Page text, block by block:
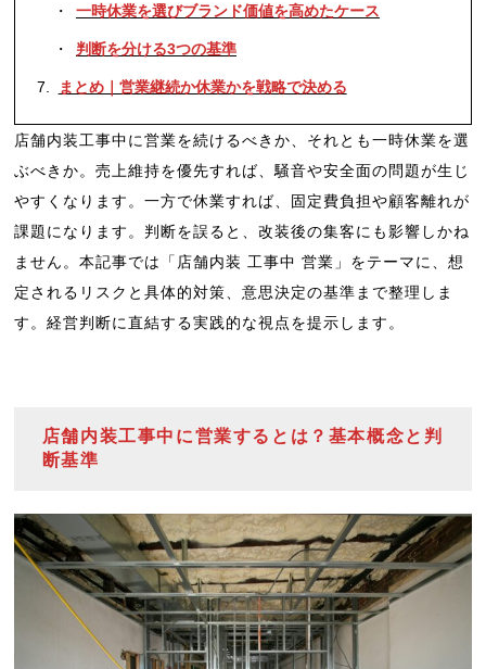
一時休業を選びブランド価値を高めたケース
判断を分ける3つの基準
まとめ｜営業継続か休業かを戦略で決める
店舗内装工事中に営業を続けるべきか、それとも一時休業を選
ぶべきか。売上維持を優先すれば、騒音や安全面の問題が生じ
やすくなります。一方で休業すれば、固定費負担や顧客離れが
課題になります。判断を誤ると、改装後の集客にも影響しかね
ません。本記事では「店舗内装 工事中 営業」をテーマに、想
定されるリスクと具体的対策、意思決定の基準まで整理しま
す。経営判断に直結する実践的な視点を提示します。
店舗内装工事中に営業するとは？基本概念と判
断基準